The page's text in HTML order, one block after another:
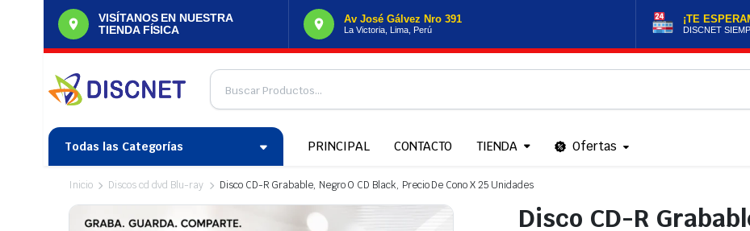
VISÍTANOS EN NUESTRA
TIENDA FÍSICA
Av José Gálvez Nro 391
La Victoria, Lima, Perú
¡TE
DISCNET
Todas las Categorías PRINCIPAL CONTACTO TIENDA Ofertas
Inicio Discos cd dvd Blu-ray Disco CD-R Grabable, Negro O CD Black, Precio De Cono X 25 Unidades
Disco CD-R